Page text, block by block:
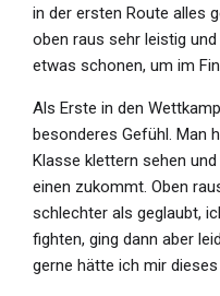
in der ersten Route alles
oben raus sehr leistig
etwas schonen, um im
Als Erste in den
besonderes Gefühl. Man
Klasse klettern sehen
einen zukommt. Oben
schlechter als geglaubt,
fighten, ging dann aber
gerne hätte ich mir